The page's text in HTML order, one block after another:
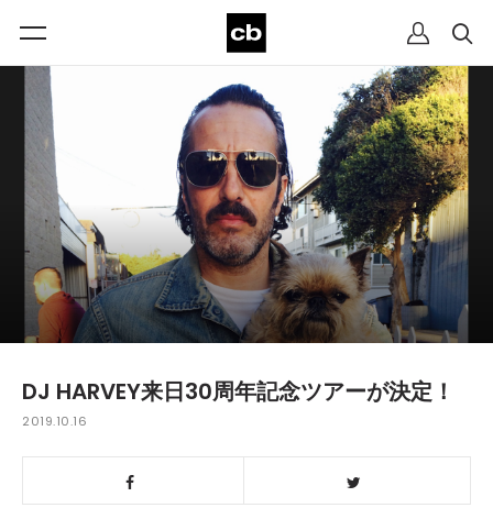
DJ HARVEY来日30周年記念ツアーが決定！
2019.10.16